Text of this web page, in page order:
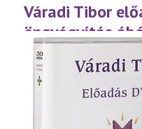
Váradi Tibor
öngyógyítás
pótlás”